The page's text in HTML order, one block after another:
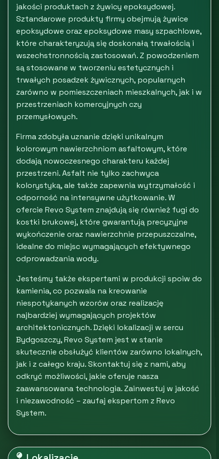
jakości produktach z żywicy epoksydowej.
Sztandarowe produkty firmy obejmują żywice
epoksydowe oraz epoksydowe masy szpachlowe,
które charakteryzują się doskonałą trwałością i
wszechstronnością zastosowań. Z powodzeniem
są stosowane w tworzeniu estetycznych i
trwałych posadzek żywicznych, popularnych
zarówno w pomieszczeniach mieszkalnych, jak i w
przestrzeniach komercyjnych czy
przemysłowych.
Firma zdobyła uznanie dzięki unikalnym
kolorowym nawierzchniom asfaltowym, które
dodają nowoczesnego charakteru każdej
przestrzeni. Asfalt nie tylko zachwyca
kolorystyką, ale także zapewnia wytrzymałość i
odporność na intensywne użytkowanie. W
ofercie Revo System znajdują się również fugi do
kostki brukowej, które gwarantują precyzyjne
wykończenie oraz nawierzchnie przepuszczalne,
idealne do miejsc wymagających efektywnego
odprowadzania wody.
Jesteśmy także ekspertami w produkcji spoiw do
kamienia, co pozwala na kreowanie
niespotykanych wzorów oraz realizację
najbardziej wymagających projektów
architektonicznych. Dzięki lokalizacji w sercu
Bydgoszczy, Revo System jest w stanie
skutecznie obsłużyć klientów zarówno lokalnych,
jak i z całego kraju. Skontaktuj się z nami, aby
odkryć możliwości, jakie oferuje nasza
zaawansowana technologia. Zainwestuj w jakość
i niezawodność – zaufaj ekspertom z Revo
System.